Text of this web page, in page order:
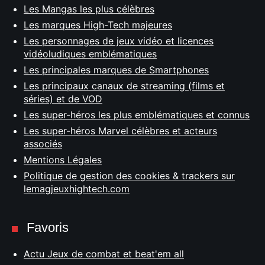
Les Mangas les plus célèbres
Les marques High-Tech majeures
Les personnages de jeux vidéo et licences
vidéoludiques emblématiques
Les principales marques de Smartphones
Les principaux canaux de streaming (films et
séries) et de VOD
Les super-héros les plus emblématiques et connus
Les super-héros Marvel célèbres et acteurs
associés
Mentions Légales
Politique de gestion des cookies & trackers sur
lemagjeuxhightech.com
Favoris
Actu Jeux de combat et beat'em all